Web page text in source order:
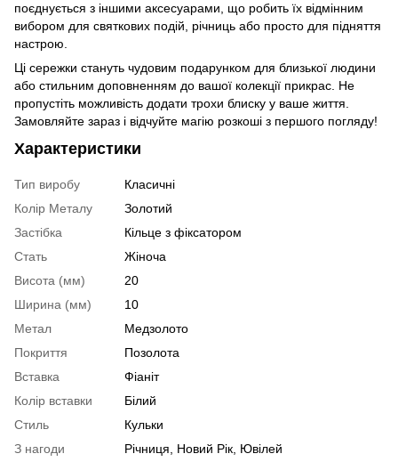
поєднується з іншими аксесуарами, що робить їх відмінним
вибором для святкових подій, річниць або просто для підняття
настрою.
Ці сережки стануть чудовим подарунком для близької людини
або стильним доповненням до вашої колекції прикрас. Не
пропустіть можливість додати трохи блиску у ваше життя.
Замовляйте зараз і відчуйте магію розкоші з першого погляду!
Характеристики
Тип виробу
Класичні
Колір Металу
Золотий
Застібка
Кільце з фіксатором
Стать
Жіноча
Висота (мм)
20
Ширина (мм)
10
Метал
Медзолото
Покриття
Позолота
Вставка
Фіаніт
Колір вставки
Білий
Стиль
Кульки
З нагоди
Річниця, Новий Рік, Ювілей